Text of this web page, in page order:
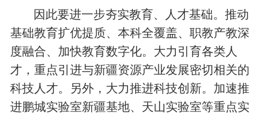
因此要进一步夯实教育、人才基础。推动
基础教育扩优提质、本科全覆盖‌、职教产教深
度融合、加快教育数字化。大力引育各类人
才，重点引进与新疆资源产业发展密切相关的
科技人才。另外，大力推进科技创新。加速推
进鹏城实验室新疆基地、天山实验室等重点实